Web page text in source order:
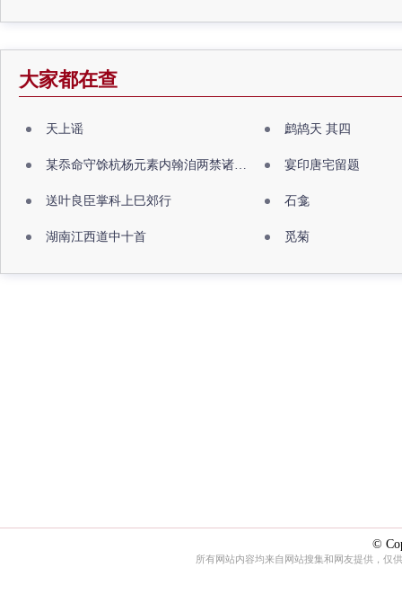
大家都在查
天上谣 鹧鸪天 其四
某忝命守馀杭杨元素内翰洎两禁诸公出祖佛寺 宴印唐宅留题
送叶良臣掌科上巳郊行 石龛
湖南江西道中十首 觅菊
©
所有网站内容均来自网站搜集和网友提供，仅